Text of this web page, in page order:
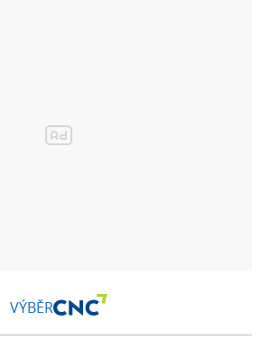
VÝBĚR